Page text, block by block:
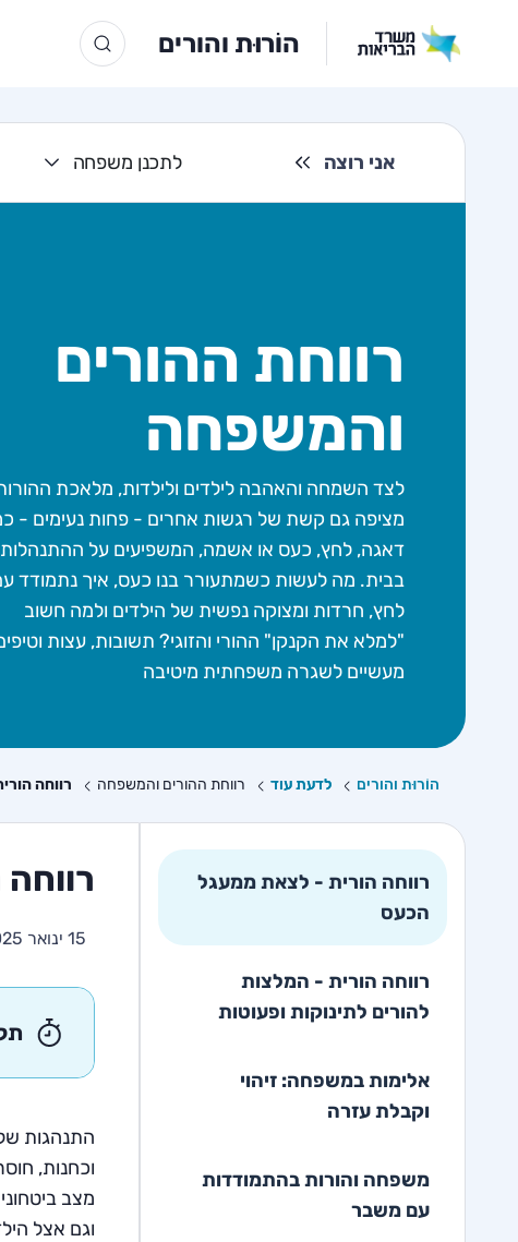
הוֹרוּת והורים
אני רוצה לתכנן משפחה
רווחת ההורים
והמשפחה
לצד השמחה והאהבה לילדים ולילדות, מלאכת
מציפה גם קשת של רגשות אחרים - פחות נעימים -
דאגה, לחץ, כעס או אשמה, המשפיעים על ההתנהלות
בבית. מה לעשות כשמתעורר בנו כעס, איך נתמודד
לחץ, חרדות ומצוקה נפשית של הילדים ולמה חשוב
"למלא את הקנקן" ההורי והזוגי? תשובות, עצות
מעשיים לשגרה משפחתית מיטיבה
הוֹרוּת והורים לדעת עוד רווחת ההורים והמשפחה רווחה
רווחה הורית - לצאת ממעגל
הכעס
רווחה הורית - המלצות
להורים לתינוקות ופעוטות
אלימות במשפחה: זיהוי
וקבלת עזרה
משפחה והורות בהתמודדות
עם משבר
15 ינואר 2025
התנהגות
וכחנות,
מצב
וגם אצל